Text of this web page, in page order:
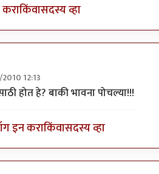
किंवासदस्य व्हा
12:13
byअवलिया
होत हे? बाकी भावना पोचल्या!!!
इन कराकिंवासदस्य व्हा